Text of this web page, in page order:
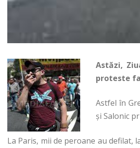
Astăzi,
proteste
Astfel în
și Salonic
La Paris, mii de peroane au